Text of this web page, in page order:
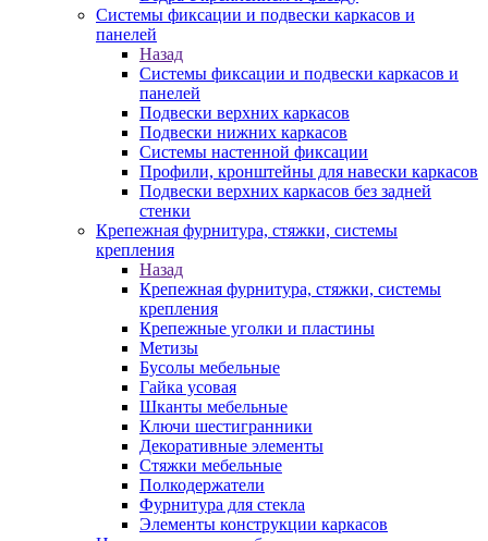
Системы фиксации и подвески каркасов и
панелей
Назад
Системы фиксации и подвески каркасов и
панелей
Подвески верхних каркасов
Подвески нижних каркасов
Системы настенной фиксации
Профили, кронштейны для навески каркасов
Подвески верхних каркасов без задней
стенки
Крепежная фурнитура, стяжки, системы
крепления
Назад
Крепежная фурнитура, стяжки, системы
крепления
Крепежные уголки и пластины
Метизы
Бусолы мебельные
Гайка усовая
Шканты мебельные
Ключи шестигранники
Декоративные элементы
Стяжки мебельные
Полкодержатели
Фурнитура для стекла
Элементы конструкции каркасов